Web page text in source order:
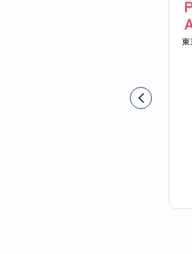
東